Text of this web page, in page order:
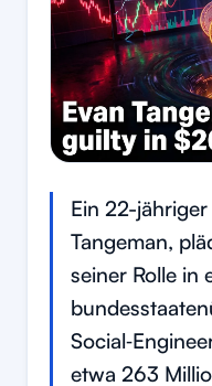
Ein 22-
Tangeman,
seiner Rolle in
etwa 263